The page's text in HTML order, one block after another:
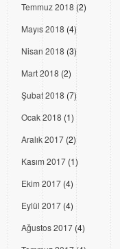
Temmuz 2018 (2)
Mayıs 2018 (4)
Nisan 2018 (3)
Mart 2018 (2)
Şubat 2018 (7)
Ocak 2018 (1)
Aralık 2017 (2)
Kasım 2017 (1)
Ekim 2017 (4)
Eylül 2017 (4)
Ağustos 2017(4)